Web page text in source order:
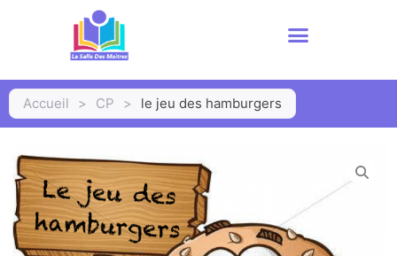
Accueil > CP > le jeu des hamburgers